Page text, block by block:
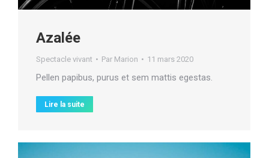
Azalée
Spectacle vivant Par Marion 11 mars 2020
Pellen papibus, purus et sem mattis egestas.
Lire la suite